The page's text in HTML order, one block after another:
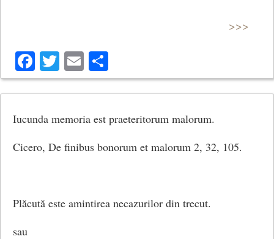
>>>
Facebook
Twitter
Email
Iucunda memoria est praeteritorum malorum.
Cicero, De finibus bonorum et malorum 2, 32, 105.
Plăcută este amintirea necazurilor din trecut.
sau